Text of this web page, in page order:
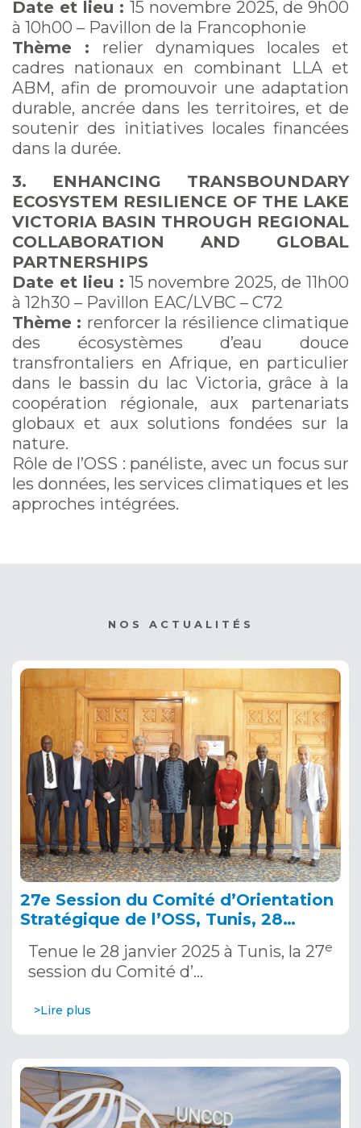
Date et lieu : 15 novembre 2025, de 9h00
à 10h00 – Pavillon de la Francophonie
Thème : relier dynamiques locales et
cadres nationaux en combinant LLA et
ABM, afin de promouvoir une adaptation
durable, ancrée dans les territoires, et de
soutenir des initiatives locales financées
dans la durée.
3. ENHANCING TRANSBOUNDARY
ECOSYSTEM RESILIENCE OF THE LAKE
VICTORIA BASIN THROUGH REGIONAL
COLLABORATION AND GLOBAL
PARTNERSHIPS
Date et lieu : 15 novembre 2025, de 11h00
à 12h30 – Pavillon EAC/LVBC – C72
Thème : renforcer la résilience climatique
des écosystèmes d’eau douce
transfrontaliers en Afrique, en particulier
dans le bassin du lac Victoria, grâce à la
coopération régionale, aux partenariats
globaux et aux solutions fondées sur la
nature.
Rôle de l’OSS : panéliste, avec un focus sur
les données, les services climatiques et les
approches intégrées.
NOS ACTUALITÉS
27e Session du Comité d’Orientation
Stratégique de l’OSS, Tunis, 28
Tenue le 28 janvier 2025 à Tunis, la 27e
session du Comité d’…
>Lire plus